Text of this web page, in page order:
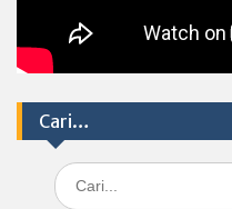
Cari…
Search
for: